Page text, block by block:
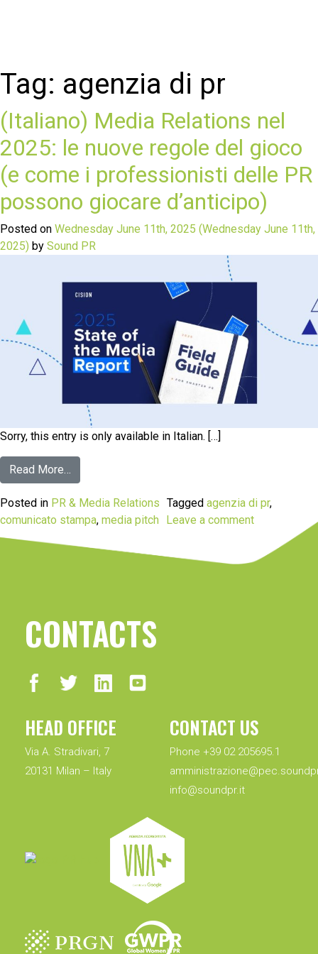
Tag: agenzia di pr
(Italiano) Media Relations nel
2025: le nuove regole del gioco
(e come i professionisti delle PR
possono giocare d’anticipo)
Posted on Wednesday June 11th, 2025 (Wednesday June 11th,
2025) by Sound PR
Sorry, this entry is only available in Italian. […]
Read More…
Posted in PR & Media Relations Tagged agenzia di pr,
comunicato stampa, media pitch Leave a comment
CONTACTS
HEAD OFFICE
Via A. Stradivari, 7
20131 Milan – Italy
CONTACT US
Phone +39 02 205695.1
info@soundpr.it